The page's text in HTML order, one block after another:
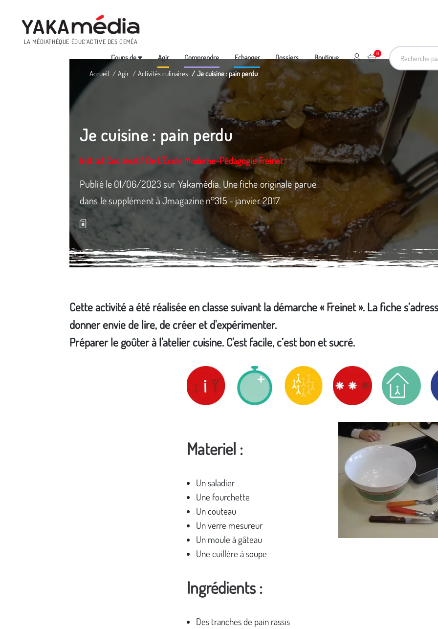
LA MÉDIATHÈQUE ÉDUC’ACTIVE DES CEMÉA
Recherche
Menu
Coups de ♥ Agir Comprendre Echanger Dossiers Boutique 0
Ajouter au panier
Mon compte
Accueil Agir Activités culinaires Je cuisine : pain perdu
Je cuisine : pain perdu
Institut Coopératif De L’École Moderne-Pédagogie Freinet
Publié le 01/06/2023 sur Yakamédia. Une fiche originale parue
dans le supplément à Jmagazine n°315 - janvier 2017.
Cette activité a été réalisée en classe suivant la démarche « Freinet ». La fiche
donner envie de lire, de créer et d'expérimenter.
Préparer le goûter à l'atelier cuisine. C'est facile, c’est bon et sucré.
Materiel :
Un saladier
Une fourchette
Un couteau
Un verre mesureur
Un moule à gâteau
Une cuillère à soupe
Ingrédients :
Des tranches de pain rassis